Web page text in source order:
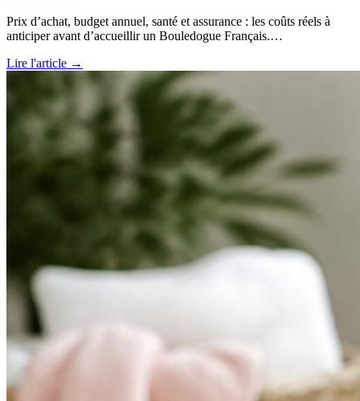
Prix d’achat, budget annuel, santé et assurance : les coûts réels à
anticiper avant d’accueillir un Bouledogue Français.…
Lire l'article →